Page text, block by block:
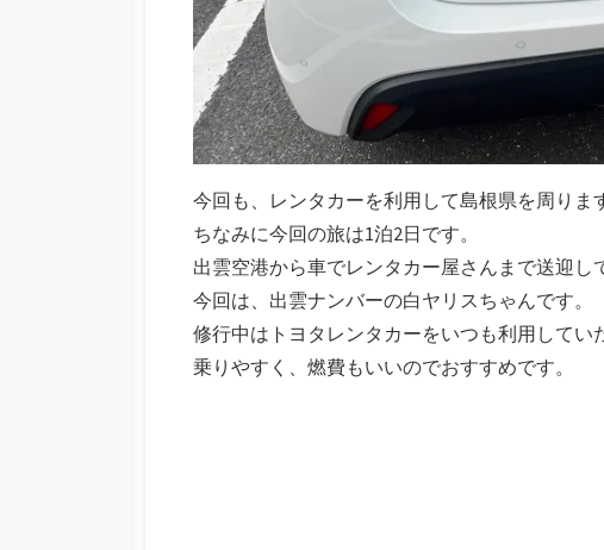
今回も、レンタカーを利用して島根県を周りま
ちなみに今回の旅は1泊2日です。
出雲空港から車でレンタカー屋さんまで送迎し
今回は、出雲ナンバーの白ヤリスちゃんです。
修行中はトヨタレンタカーをいつも利用してい
乗りやすく、燃費もいいのでおすすめです。